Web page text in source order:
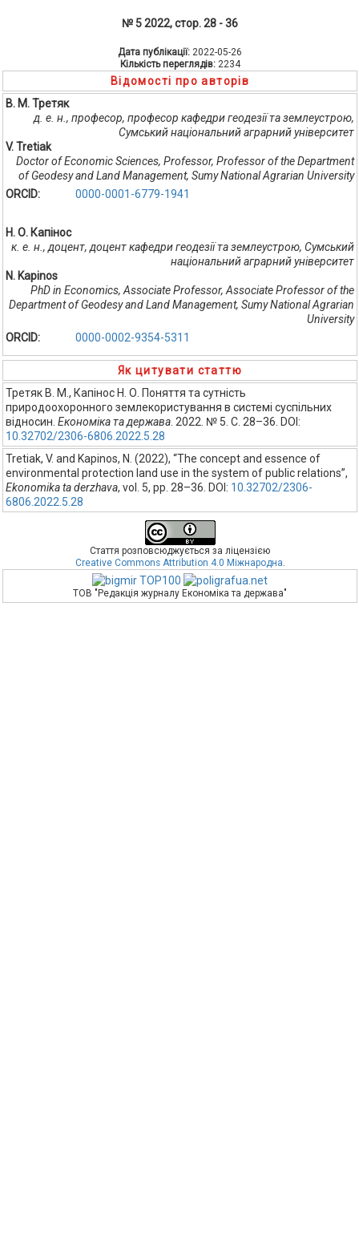
№ 5 2022, стор. 28 - 36
Дата публікації: 2022-05-26
Кількість переглядів: 2234
Відомості про авторів
В. М. Третяк
д. е. н., професор, професор кафедри геодезії та землеустрою,
Сумський національний аграрний університет
V. Tretiak
Doctor of Economic Sciences, Professor, Professor of the Department
of Geodesy and Land Management, Sumy National Agrarian University
ORCID:
0000-0001-6779-1941
Н. О. Капінос
к. е. н., доцент, доцент кафедри геодезії та землеустрою, Сумський
національний аграрний університет
N. Kapinos
PhD in Economics, Associate Professor, Associate Professor of the
Department of Geodesy and Land Management, Sumy National Agrarian
University
ORCID:
0000-0002-9354-5311
Як цитувати статтю
Третяк В. М., Капінос Н. О. Поняття та сутність
природоохоронного землекористування в системі суспільних
відносин. Економіка та держава . 2022. № 5. С. 28–36. DOI:
10.32702/2306-6806.2022.5.28
Tretiak, V. and Kapinos, N. (2022), “The concept and essence of
environmental protection land use in the system of public relations”,
Ekonomika ta derzhava, vol. 5, pp. 28–36. DOI: 10.32702/2306-
6806.2022.5.28
Стаття розповсюджується за ліцензією
Creative Commons Attribution 4.0 Міжнародна
ТОВ "Редакція журналу Економіка та держава"